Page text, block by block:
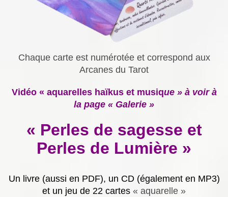
Chaque carte est numérotée et correspond aux
Arcanes du Tarot
Vidéo « aquarelles haïkus et musique » à voir à
la page « Galerie »
« Perles de sagesse et
Perles de Lumière »
Un livre (aussi en PDF), un CD (également en MP3)
et un jeu de 22 cartes « aquarelle »